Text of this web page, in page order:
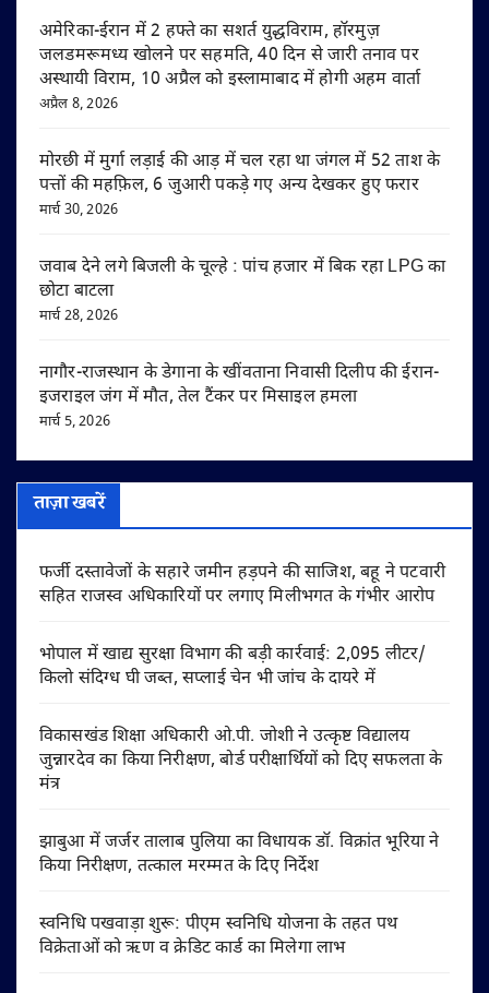
अमेरिका-ईरान में 2 हफ्ते का सशर्त युद्धविराम, हॉरमुज़
जलडमरूमध्य खोलने पर सहमति, 40 दिन से जारी तनाव पर
अस्थायी विराम, 10 अप्रैल को इस्लामाबाद में होगी अहम वार्ता
अप्रैल 8, 2026
मोरछी में मुर्गा लड़ाई की आड़ में चल रहा था जंगल में 52 ताश के
पत्तों की महफ़िल, 6 जुआरी पकड़े गए अन्य देखकर हुए फरार
मार्च 30, 2026
जवाब देने लगे बिजली के चूल्हे : पांच हजार में बिक रहा LPG का
छोटा बाटला
मार्च 28, 2026
नागौर-राजस्थान के डेगाना के खींवताना निवासी दिलीप की ईरान-
इजराइल जंग में मौत, तेल टैंकर पर मिसाइल हमला
मार्च 5, 2026
ताज़ा खबरें
फर्जी दस्तावेजों के सहारे जमीन हड़पने की साजिश, बहू ने पटवारी
सहित राजस्व अधिकारियों पर लगाए मिलीभगत के गंभीर आरोप
भोपाल में खाद्य सुरक्षा विभाग की बड़ी कार्रवाई: 2,095 लीटर/
किलो संदिग्ध घी जब्त, सप्लाई चेन भी जांच के दायरे में
विकासखंड शिक्षा अधिकारी ओ.पी. जोशी ने उत्कृष्ट विद्यालय
जुन्नारदेव का किया निरीक्षण, बोर्ड परीक्षार्थियों को दिए सफलता के
मंत्र
झाबुआ में जर्जर तालाब पुलिया का विधायक डॉ. विक्रांत भूरिया ने
किया निरीक्षण, तत्काल मरम्मत के दिए निर्देश
स्वनिधि पखवाड़ा शुरू: पीएम स्वनिधि योजना के तहत पथ
विक्रेताओं को ऋण व क्रेडिट कार्ड का मिलेगा लाभ